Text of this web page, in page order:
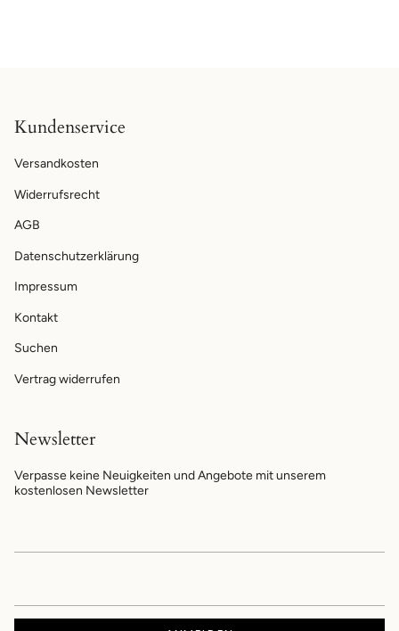
Kundenservice
Versandkosten
Widerrufsrecht
AGB
Datenschutzerklärung
Impressum
Kontakt
Suchen
Vertrag widerrufen
Newsletter
Verpasse keine Neuigkeiten und Angebote mit unserem
kostenlosen Newsletter